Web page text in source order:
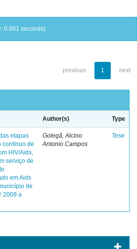
0.001 seconds).
previous 1 next
Author(s) Type
etapas
contínuo de
HIV/Aids,
serviço de
em Aids
de
2009 a
Golegã, Alcino
Antonio Campos
Tese